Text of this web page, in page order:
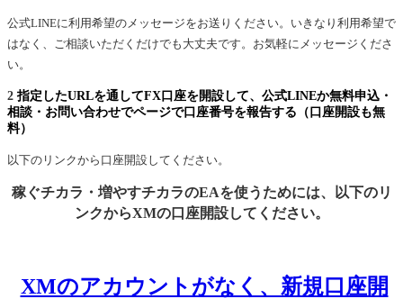
公式LINEに利用希望のメッセージをお送りください。いきなり利用希望で
はなく、ご相談いただくだけでも大丈夫です。お気軽にメッセージくださ
い。
2 指定したURLを通してFX口座を開設して、公式LINEか無料申込・
相談・お問い合わせでページで口座番号を報告する（口座開設も無
料）
以下のリンクから口座開設してください。
稼ぐチカラ・増やすチカラのEAを使うためには、以下のリ
ンクからXMの口座開設してください。
XMのアカウントがなく、新規口座開